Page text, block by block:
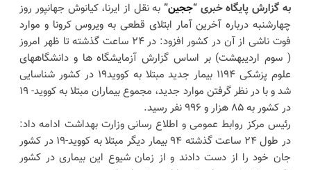
به گزارش پایگاه خبری “ججین” به نقل از ایرنا، کیانوش جهانپور روز
چهارشنبه درباره آخرین آمار ابتلای قطعی به ویروس کرونا و موارد
فوت ناشی از آن در کشور افزود: در ۲۴ ساعت گذشته تا ظهر امروز
( سوم اردیبهشت) بر اساس گزارش آزمایشگاه ها و دانشگاههای
علوم پزشکی ۱۱۹۴ بیمار جدید مبتلا به کووید۱۹ در کشور شناسایی
شد و با در نظر گرفتن موارد جدید، مجموع بیماران مبتلا به کووید- ۱۹
در کشور به ۸۵ هزار و ۹۹۶ نفر رسید.
رئیس مرکز روابط عمومی و اطلاع رسانی وزارت بهداشت ادامه داد:
در طول ۲۴ ساعت گذشته ۹۴ بیمار دیگر مبتلا به کووید-۱۹ در کشور
جان خود را از دست دادند و از زمان شیوع این بیماری در کشور